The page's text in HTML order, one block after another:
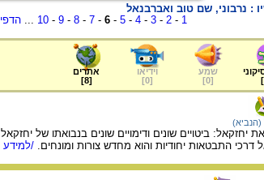
: נרבוני, שם טוב ואברבנאל
1
-
2
-
3
-
4
-
5
-
6
-
7
-
8
-
9
-
10
...
]
שמע
[
0
]
וידיאו
[
0
]
אתרים
[
8
]
(הנביא)
יחזקאל: ביטויים שונים ודימויים שונים בנבואתו של
התבטאות יחודיות והוא מחדש צורות ומונחים. /